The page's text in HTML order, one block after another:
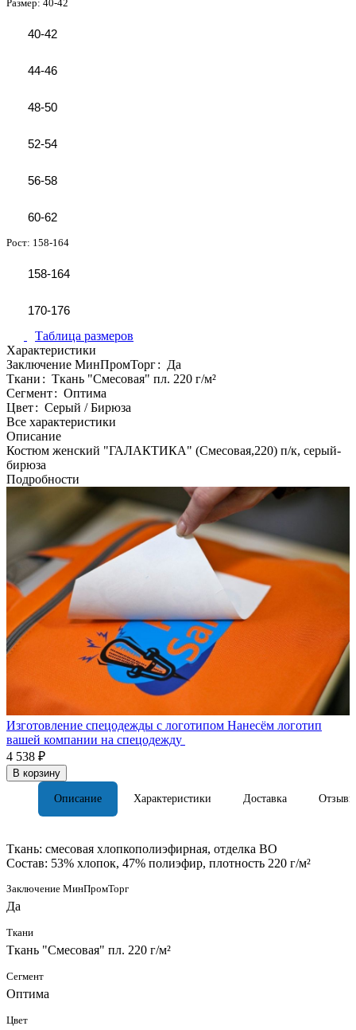
Размер: 40-42
40-42
44-46
48-50
52-54
56-58
60-62
Рост: 158-164
158-164
170-176
Таблица размеров
Характеристики
Заключение МинПромТорг: Да
Ткани: Ткань "Смесовая" пл. 220 г/м²
Сегмент: Оптима
Цвет: Серый / Бирюза
Все характеристики
Описание
Костюм женский "ГАЛАКТИКА" (Смесовая,220) п/к, серый-
бирюза
Подробности
Изготовление спецодежды с логотипом Нанесём логотип
вашей компании на спецодежду
4 538 ₽
В корзину
Описание Характеристики Доставка Отзывы
Ткань: смесовая хлопкополиэфирная, отделка ВО
Состав: 53% хлопок, 47% полиэфир, плотность 220 г/м²
Заключение МинПромТорг
Да
Ткани
Ткань "Смесовая" пл. 220 г/м²
Сегмент
Оптима
Цвет